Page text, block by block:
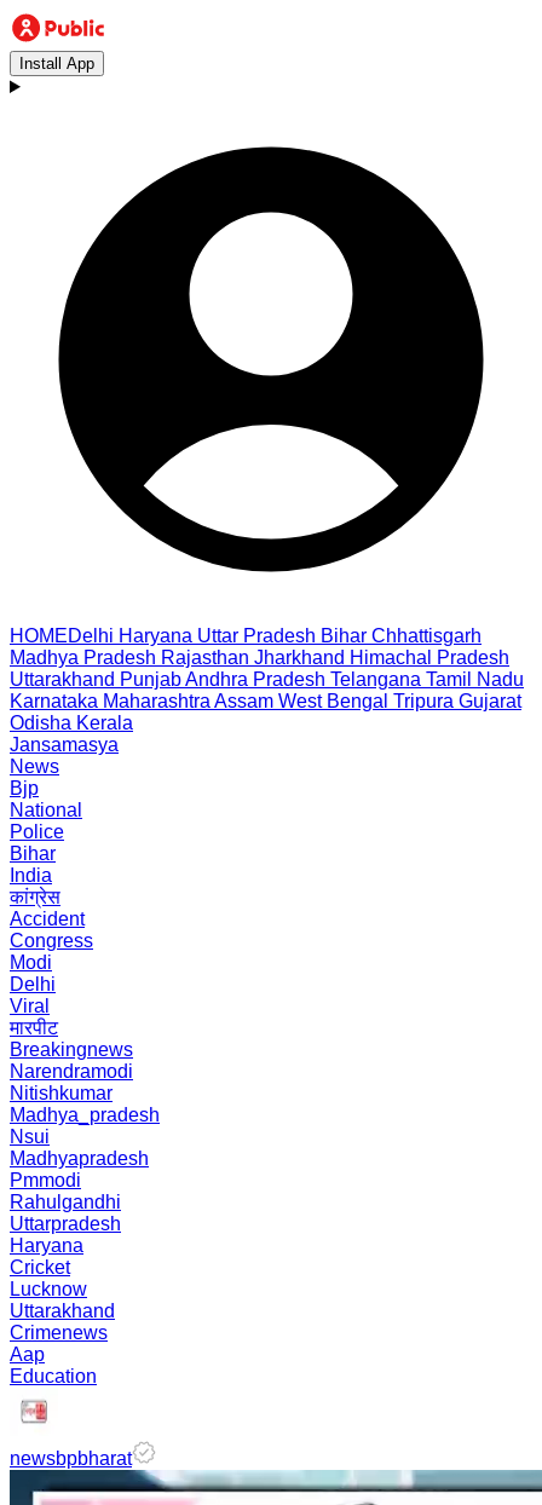
Install App
HOMEDelhi Haryana Uttar Pradesh Bihar Chhattisgarh
Madhya Pradesh Rajasthan Jharkhand Himachal Pradesh
Uttarakhand PunjabAndhra Pradesh Telangana Tamil Nadu
Karnataka Maharashtra Assam West Bengal Tripura Gujarat
Odisha Kerala
Jansamasya
News
Bjp
National
Police
Bihar
India
कांग्रेस
Accident
Congress
Modi
Delhi
Viral
मारपीट
Breakingnews
Narendramodi
Nitishkumar
Madhya_pradesh
Nsui
Madhyapradesh
Pmmodi
Rahulgandhi
Uttarpradesh
Haryana
Cricket
Lucknow
Uttarakhand
Crimenews
Aap
Education
newsbpbharat